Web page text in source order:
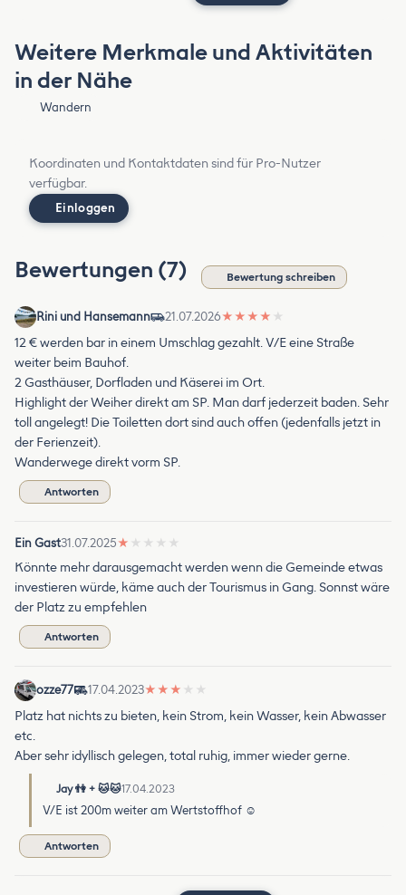
Weitere Merkmale und Aktivitäten
in der Nähe
Wandern
Koordinaten und Kontaktdaten sind für Pro-Nutzer
verfügbar.
Einloggen
Bewertungen (7) Bewertung schreiben
Rini und Hansemann 21.07.2026★ ★ ★ ★ ★
12 € werden bar in einem Umschlag gezahlt. V/E eine Straße
weiter beim Bauhof.
2 Gasthäuser, Dorfladen und Käserei im Ort.
Highlight der Weiher direkt am SP. Man darf jederzeit baden. Sehr
toll angelegt! Die Toiletten dort sind auch offen (jedenfalls jetzt in
der Ferienzeit).
Wanderwege direkt vorm SP.
Antworten
Ein Gast31.07.2025★ ★ ★ ★ ★
Könnte mehr darausgemacht werden wenn die Gemeinde etwas
investieren würde, käme auch der Tourismus in Gang. Sonnst wäre
der Platz zu empfehlen
Antworten
ozze77 17.04.2023★ ★ ★ ★ ★
Platz hat nichts zu bieten, kein Strom, kein Wasser, kein Abwasser
etc.
Aber sehr idyllisch gelegen, total ruhig, immer wieder gerne.
Jay 👫 + 🐱🐱17.04.2023
V/E ist 200m weiter am Wertstoffhof ☺️
Antworten